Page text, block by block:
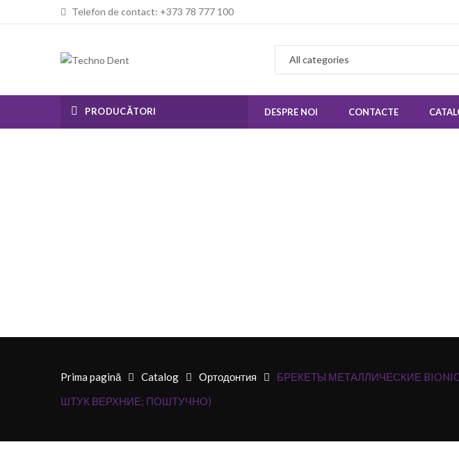
Telefon de contact: +373 78 777 100
PRODUCĂTORI DESPRE NOI CONTACTE
Prima pagină Catalog Ортодонтия
БРЕКЕТЫ МЕТАЛЛИЧЕСКИЕ BIONIC
ШТУК ВЕРХНИЕ; ПОШТУЧНО)